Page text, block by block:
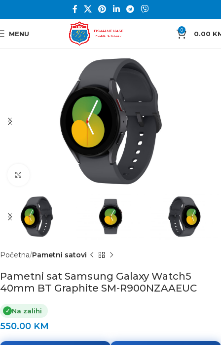
MENU 0 0.00
Početna Pametni satovi
Pametni sat Samsung Galaxy Watch5
40mm BT Graphite SM-R900NZAAEUC
✓ Na zalihi
550.00 KM